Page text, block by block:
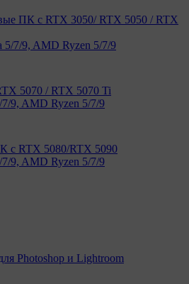
ПК с RTX 3050/ RTX 5050 / RTX
5/7/9, AMD Ryzen 5/7/9
5070 / RTX 5070 Ti
9, AMD Ryzen 5/7/9
с RTX 5080/RTX 5090
9, AMD Ryzen 5/7/9
Photoshop и Lightroom